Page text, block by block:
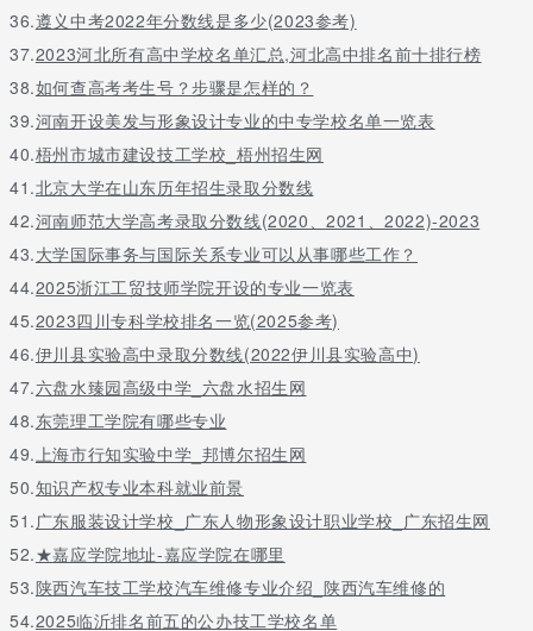
36.遵义中考2022年分数线是多少(2023参考)
37.2023河北所有高中学校名单汇总,河北高中排名前十排行榜
38.如何查高考考生号？步骤是怎样的？
39.河南开设美发与形象设计专业的中专学校名单一览表
40.梧州市城市建设技工学校_梧州招生网
41.北京大学在山东历年招生录取分数线
42.河南师范大学高考录取分数线(2020、2021、2022)-2023
43.大学国际事务与国际关系专业可以从事哪些工作？
44.2025浙江工贸技师学院开设的专业一览表
45.2023四川专科学校排名一览(2025参考)
46.伊川县实验高中录取分数线(2022伊川县实验高中)
47.六盘水臻园高级中学_六盘水招生网
48.东莞理工学院有哪些专业
49.上海市行知实验中学_邦博尔招生网
50.知识产权专业本科就业前景
51.广东服装设计学校_广东人物形象设计职业学校_广东招生网
52.★嘉应学院地址-嘉应学院在哪里
53.陕西汽车技工学校汽车维修专业介绍_陕西汽车维修的
54.2025临沂排名前五的公办技工学校名单